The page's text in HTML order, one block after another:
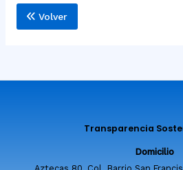
Volver
Transparencia
Domicilio